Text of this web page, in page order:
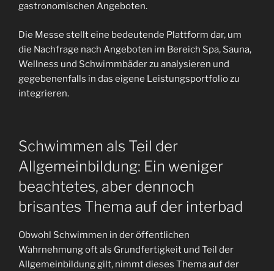
gastronomischen Angeboten.
Die Messe stellt eine bedeutende Plattform dar, um
die Nachfrage nach Angeboten im Bereich Spa, Sauna,
Wellness und Schwimmbäder zu analysieren und
gegebenenfalls in das eigene Leistungsportfolio zu
integrieren.
Schwimmen als Teil der
Allgemeinbildung: Ein weniger
beachtetes, aber dennoch
brisantes Thema auf der interbad
Obwohl Schwimmen in der öffentlichen
Wahrnehmung oft als Grundfertigkeit und Teil der
Allgemeinbildung gilt, nimmt dieses Thema auf der